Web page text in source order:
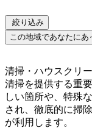
絞り込み
この地域であなたに
清掃・ハウスクリ
清掃を提供する重
しい箇所や、特殊
され、徹底的に掃
が利用します。